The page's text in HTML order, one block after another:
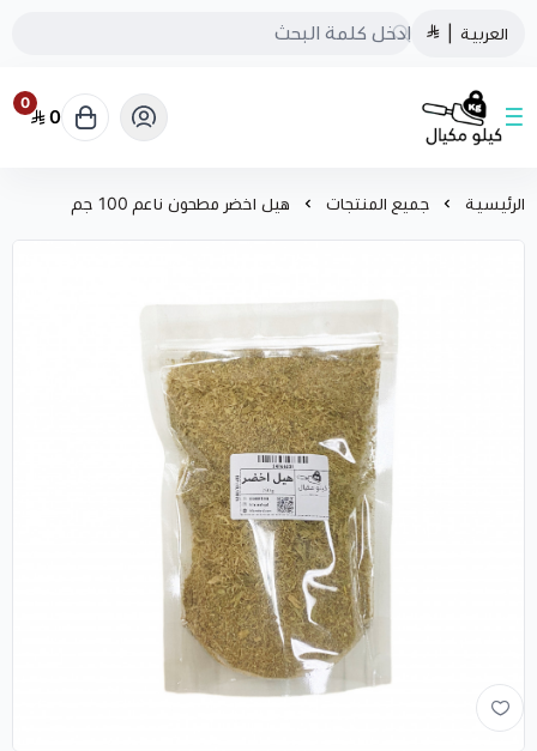
العربية
كيلو مكيال
0
0
الرئيسية جميع المنتجات هيل اخضر مطحون ناعم 100 جم